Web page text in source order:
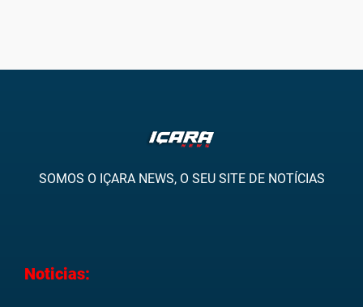
SOMOS O IÇARA NEWS, O SEU SITE DE NOTÍCIAS
Noticias: